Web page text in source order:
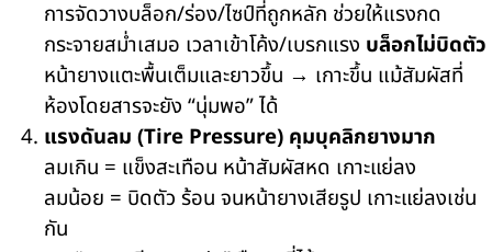
การจัดวางบล็อก/ร่อง/ไซป์ที่ถูกหลัก ช่วยให้แรงกด
กระจายสม่ำเสมอ เวลาเข้าโค้ง/เบรกแรง บล็อกไม่บิดตัว
หน้ายางแตะพื้นเต็มและยาวขึ้น → เกาะขึ้น แม้สัมผัสที่
ห้องโดยสารจะยัง “นุ่มพอ” ได้
แรงดันลม (Tire Pressure) คุมบุคลิกยางมาก
ลมเกิน = แข็งสะเทือน หน้าสัมผัสหด เกาะแย่ลง
ลมน้อย = บิดตัว ร้อน จนหน้ายางเสียรูป เกาะแย่ลงเช่น
กัน